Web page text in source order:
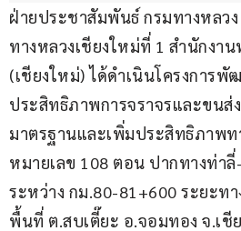
ฝ่ายประชาสัมพันธ์ กรมทางหลวง
ทางหลวงเชียงใหม่ที่ 1 สำนักงาน
(เชียงใหม่) ได้ดำเนินโครงการพั
ประสิทธิภาพการจราจรและขนส่
มาตรฐานและเพิ่มประสิทธิภาพท
หมายเลข 108 ตอน ปากทางท่า
ระหว่าง กม.80-81+600 ระยะท
พื้นที่ ต.สบเตี๊ยะ อ.จอมทอง จ.เชี